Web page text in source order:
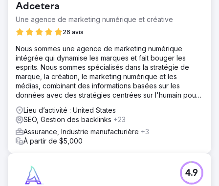
clôture des ventes et à une expérience client sous-
optimale. L'entreprise devait améliorer sa stratégie
marketing, améliorer la gestion des prospects et optimiser
le parcours client pour stimuler la croissance des revenus
et mieux rivaliser sur le marché. Le défi consistait à
augmenter les ventes, à augmenter le taux de clôture et à
créer une expérience client plus satisfaisante et plus
cohérente
Solution
Nous avons procédé à une refonte complète de la
stratégie de marketing numérique de l'entreprise,
notamment l'optimisation du référencement et du SEM,
une refonte complète du site Web pour un meilleur
engagement des utilisateurs et une présence accrue sur
les réseaux sociaux. De plus, nous avons affiné le
vente et en encadrant l'équipe de vente. Nous avons
également optimisé l'expérience client grâce à une
Adcetera
Une agence de marketing numérique et créative
26 avis
Nous sommes une agence de marketing numérique
intégrée qui dynamise les marques et fait bouger les
esprits. Nous sommes spécialisés dans la stratégie de
marque, la création, le marketing numérique et les
médias, combinant des informations basées sur les
données avec des stratégies centrées sur l'humain pour
Lieu d’activité : United States
SEO, Gestion des backlinks +23
Assurance, Industrie manufacturière +3
À partir de $5,000
4.9